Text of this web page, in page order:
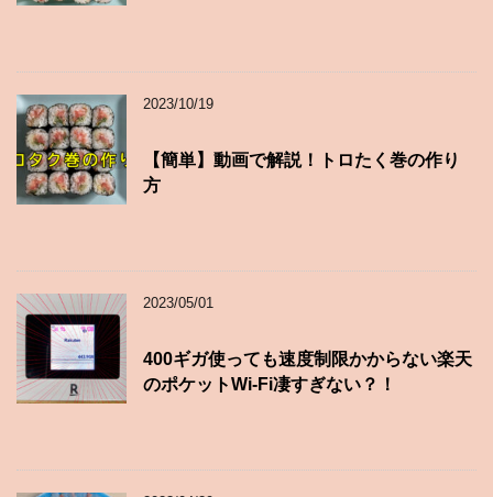
2023/10/19
【簡単】動画で解説！トロたく巻の作り
方
2023/05/01
400ギガ使っても速度制限かからない楽天
のポケットWi-Fi凄すぎない？！